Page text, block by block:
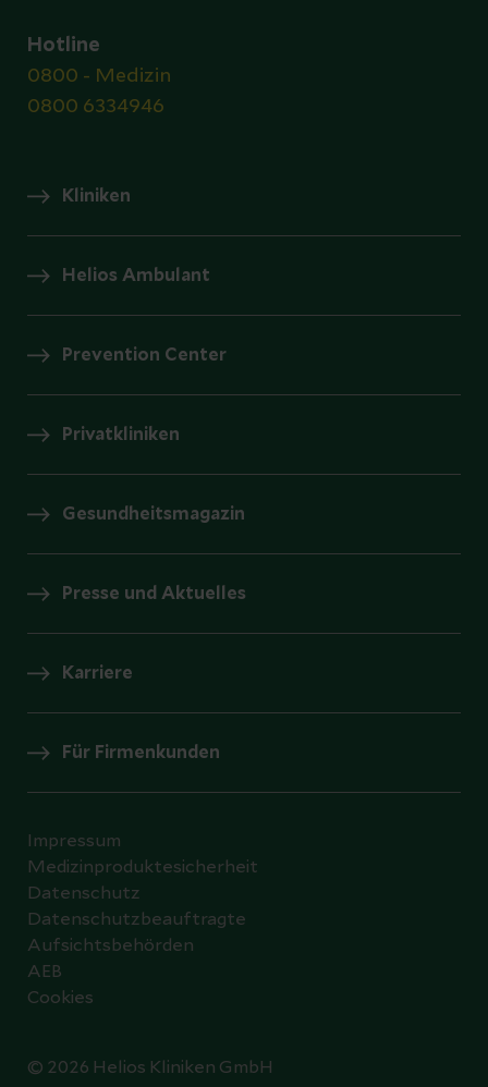
Hotline
0800 - Medizin
0800 6334946
Kliniken
Helios Ambulant
Prevention Center
Privatkliniken
Gesundheitsmagazin
Presse und Aktuelles
Karriere
Für Firmenkunden
© 2026 Helios Kliniken GmbH
Impressum
Medizinproduktesicherheit
Datenschutz
Datenschutzbeauftragte
Aufsichtsbehörden
AEB
Cookies